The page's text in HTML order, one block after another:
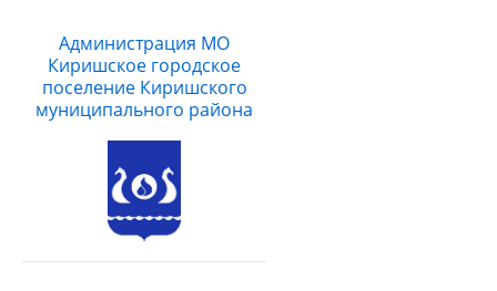
Администрация МО
Киришское городское
поселение Киришского
муниципального района